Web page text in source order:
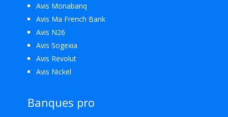
Avis Monabanq
Avis Ma French Bank
Avis N26
Avis Sogexia
Avis Revolut
Avis Nickel
Banques pro